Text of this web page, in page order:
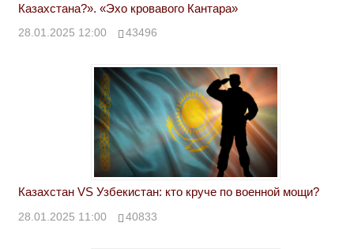
Казахстана?». «Эхо кровавого Кантара»
28.01.2025 12:00 43496
Казахстан VS Узбекистан: кто круче по военной мощи?
28.01.2025 11:00 40833